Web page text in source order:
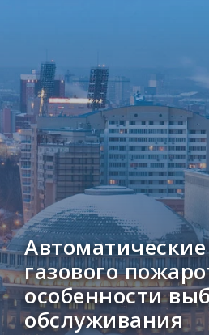
газового
особенности
обслуживания